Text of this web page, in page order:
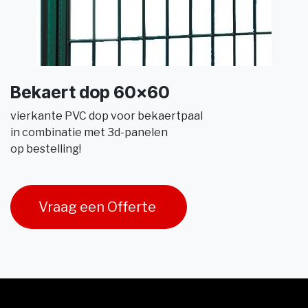
Bekaert dop 60x60
vierkante PVC dop voor bekaertpaal
in combinatie met 3d-panelen
op bestelling!
Vraag een Offerte